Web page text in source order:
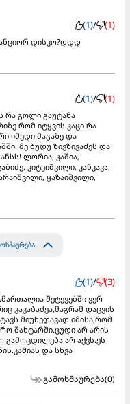
(1)/ (1)
დისკო?დდდ
(1)/ (1)
რა გოლი გაუტანა
რომ იტყვის კაცი რა
იმედი მაგაზე და
მე ბუდუ ზივზივაძეს და
ლორია, კაშია,
კიტეიშვილი, კანკავა,
ყაზაიშვილი,
(1)/ (3)
შეტევებში ვერ
კაკაბაძეა,მაგრამ დაცვის
მიუხედავად იმისა,რომ
შახტარში.ცუდი არ არის
გამოცდილება არ აქვს.ეს
და სხვა
გამოხმაურება(0)